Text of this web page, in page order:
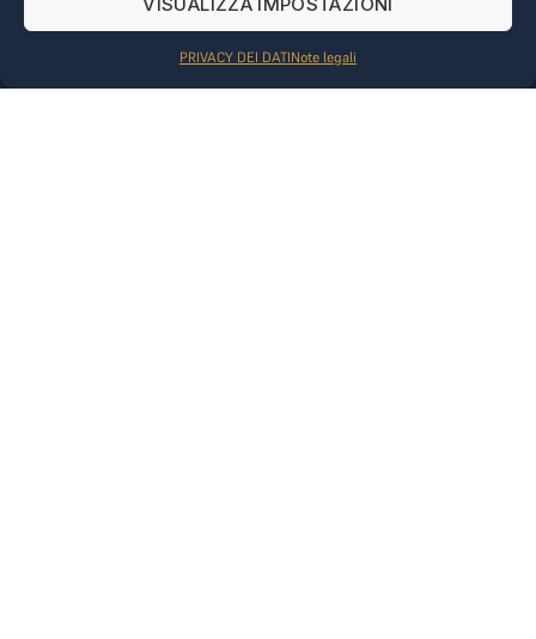
PRIVACY DEI DATINote legali
Iscriviti alla nostra newsletter